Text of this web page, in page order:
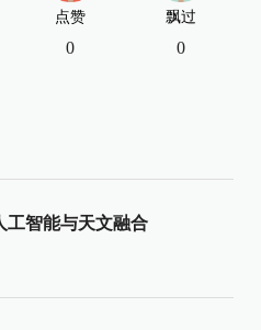
点赞
0
飘过
0
工智能与天文融合